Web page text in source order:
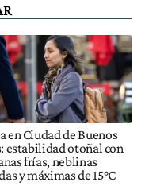
en Ciudad de Buenos
estabilidad otoñal con
frías, neblinas
y máximas de 15°C